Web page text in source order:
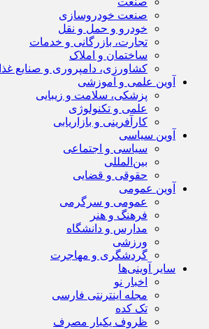
صنعت خودروسازی
خودرو و حمل و نقل
تجارت، بازرگانی و خدمات
ساختمان و املاک
کشاورزی، دامپروری و صنایع
آوین علمی و آموزشی
پزشکی، سلامت و زیبایی
علمی و تکنولوژی
کارآفرینی و بازاریابی
آوین سیاسی
سیاسی و اجتماعی
بین‌المللی
حقوقی و قضایی
آوین عمومی
عمومی و سرگرمی
فرهنگ و هنر
مدارس و دانشگاه
ورزشی
گردشگری و مهاجرت
سایر آوینی‌ها
اخبار نو
مجله اینترنتی فارسی
تک کده
ظروف یکبار مصرف